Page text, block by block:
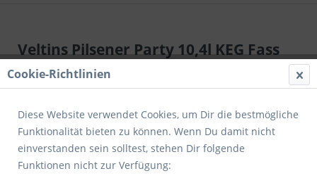
Veltins Pilsener Party 10,4l KEG Fass
Cookie-Richtlinien
Diese Website verwendet Cookies, um Dir die bestmögliche
Funktionalität bieten zu können. Wenn Du damit nicht
einverstanden sein solltest, stehen Dir folgende
Funktionen nicht zur Verfügung: